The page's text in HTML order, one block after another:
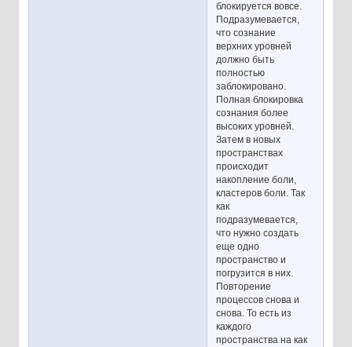
блокируется вовсе.
Подразумевается,
что сознание
верхних уровней
должно быть
полностью
заблокировано.
Полная блокировка
сознания более
высоких уровней.
Затем в новых
пространствах
происходит
накопление боли,
кластеров боли. Так
как
подразумевается,
что нужно создать
еще одно
пространство и
погрузится в них.
Повторение
процессов снова и
снова. То есть из
каждого
пространства на как